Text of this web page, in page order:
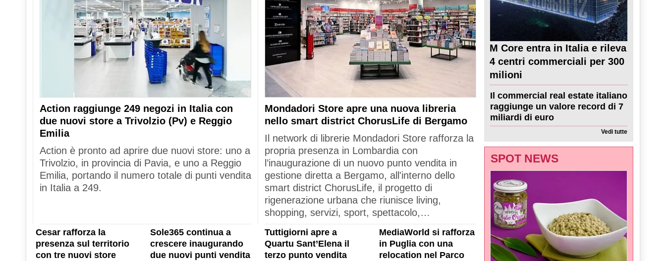
Action raggiunge 249 negozi in Italia con
due nuovi store a Trivolzio (Pv) e Reggio
Emilia
Action è pronto ad aprire due nuovi store: uno a
Trivolzio, in provincia di Pavia, e uno a Reggio
Emilia, portando il numero totale di punti vendita
in Italia a 249.
Mondadori Store apre una nuova libreria
nello smart district ChorusLife di Bergamo
Il network di librerie Mondadori Store rafforza la
propria presenza in Lombardia con
l’inaugurazione di un nuovo punto vendita in
gestione diretta a Bergamo, all'interno dello
smart district ChorusLife, il progetto di
rigenerazione urbana che riunisce living,
shopping, servizi, sport, spettacolo,…
Cesar rafforza la
presenza sul territorio
con tre nuovi store
Sole365 continua a
crescere inaugurando
due nuovi punti vendita
Tuttigiorni apre a
Quartu Sant’Elena il
terzo punto vendita
MediaWorld si rafforza
in Puglia con una
relocation nel Parco
M Core entra in Italia e rileva
4 centri commerciali per 300
milioni
Il commercial real estate italiano
raggiunge un valore record di 7
miliardi di euro
Vedi tutte
SPOT NEWS